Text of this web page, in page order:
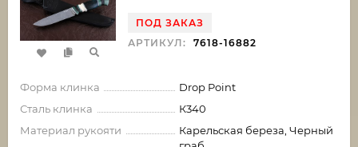
ПОД ЗАКАЗ
АРТИКУЛ:
7618-16882
Форма клинка
Drop Point
Сталь клинка
К340
Материал рукояти
Карельская береза, Черный